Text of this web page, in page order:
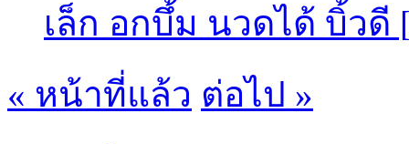
เล็ก อกบึ้ม นวดได้ บิ้วดี
« หน้าที่แล้ว ต่อไป »